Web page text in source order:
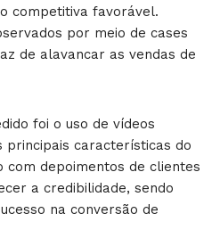
competitiva favorável.
por meio de cases
de alavancar as vendas de
foi o uso de vídeos
principais características do
com depoimentos de clientes
a credibilidade, sendo
na conversão de